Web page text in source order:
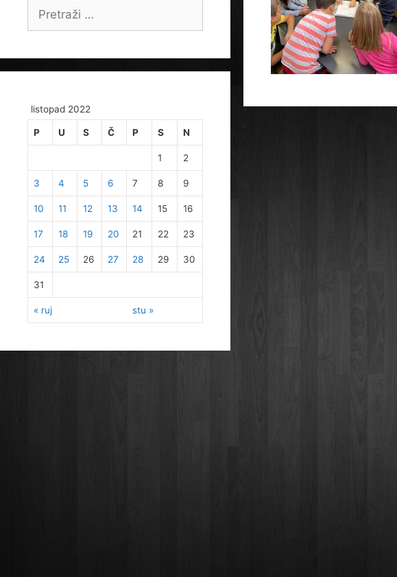
listopad 2022
P U S Č P S N
« ruj stu »
1 2
3 4 5 6 7 8 9
10 11 12 13 14 15 16
17 18 19 20 21 22 23
24 25 26 27 28 29 30
31